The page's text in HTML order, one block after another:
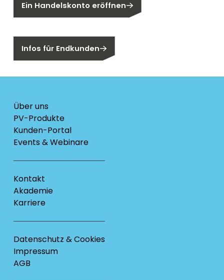
Ein Handelskonto eröffnen
Infos für Endkunden
Über uns
PV-Produkte
Kunden-Portal
Events & Webinare
Kontakt
Akademie
Karriere
Datenschutz & Cookies
Impressum
AGB